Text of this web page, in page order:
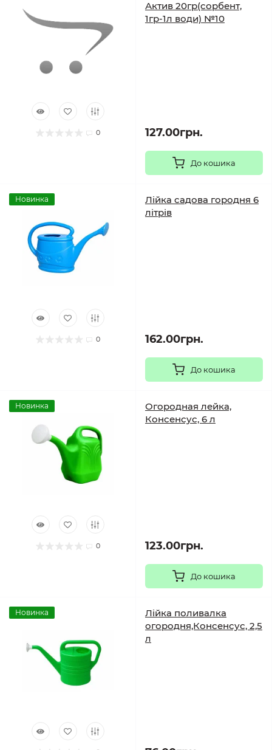
0
Актив 20гр(сорбент,
1гр-1л води) №10
127.00грн.
До кошика
Новинка
0
Лійка садова городня 6
літрів
162.00грн.
До кошика
Новинка
0
Огородная лейка,
Консенсус, 6 л
123.00грн.
До кошика
Новинка
Лійка поливалка
огородня,Консенсус, 2,5
л